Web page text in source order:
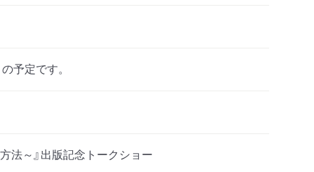
予定です。
法～』出版記念トークショー